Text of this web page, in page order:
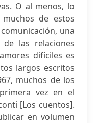
O al menos, lo
de estos
una
las relaciones
difíciles es
largos escritos
muchos de los
vez en el
[Los cuentos].
en volumen